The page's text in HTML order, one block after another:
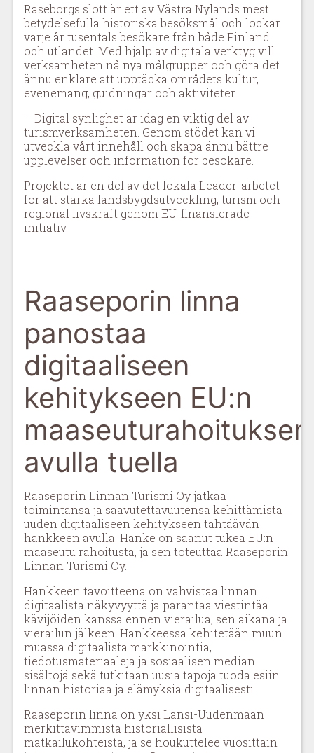
Raseborgs slott är ett av Västra Nylands mest
betydelsefulla historiska besöksmål och lockar
varje år tusentals besökare från både Finland
och utlandet. Med hjälp av digitala verktyg vill
verksamheten nå nya målgrupper och göra det
ännu enklare att upptäcka områdets kultur,
evenemang, guidningar och aktiviteter.
– Digital synlighet är idag en viktig del av
turismverksamheten. Genom stödet kan vi
utveckla vårt innehåll och skapa ännu bättre
upplevelser och information för besökare.
Projektet är en del av det lokala Leader-arbetet
för att stärka landsbygdsutveckling, turism och
regional livskraft genom EU-finansierade
initiativ.
Raaseporin linna
panostaa
digitaaliseen
kehitykseen EU:n
maaseuturahoituksen
avulla tuella
Raaseporin Linnan Turismi Oy jatkaa
toimintansa ja saavutettavuutensa kehittämistä
uuden digitaaliseen kehitykseen tähtäävän
hankkeen avulla. Hanke on saanut tukea EU:n
maaseutu rahoitusta, ja sen toteuttaa Raaseporin
Linnan Turismi Oy.
Hankkeen tavoitteena on vahvistaa linnan
digitaalista näkyvyyttä ja parantaa viestintää
kävijöiden kanssa ennen vierailua, sen aikana ja
vierailun jälkeen. Hankkeessa kehitetään muun
muassa digitaalista markkinointia,
tiedotusmateriaaleja ja sosiaalisen median
sisältöjä sekä tutkitaan uusia tapoja tuoda esiin
linnan historiaa ja elämyksiä digitaalisesti.
Raaseporin linna on yksi Länsi-Uudenmaan
merkittävimmistä historiallisista
matkailukohteista, ja se houkuttelee vuosittain